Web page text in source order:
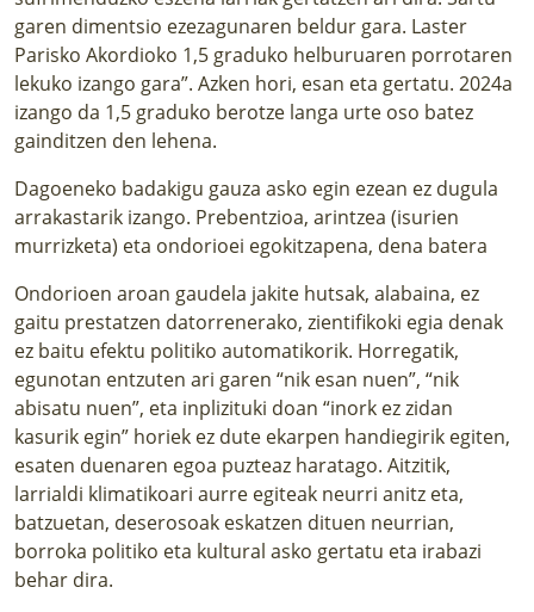
garen dimentsio ezezagunaren beldur gara. Laster
Parisko Akordioko 1,5 graduko helburuaren porrotaren
lekuko izango gara”. Azken hori, esan eta gertatu. 2024a
izango da 1,5 graduko berotze langa urte oso batez
gainditzen den lehena.
Dagoeneko badakigu gauza asko egin ezean ez dugula
arrakastarik izango. Prebentzioa, arintzea (isurien
murrizketa) eta ondorioei egokitzapena, dena batera
Ondorioen aroan gaudela jakite hutsak, alabaina, ez
gaitu prestatzen datorrenerako, zientifikoki egia denak
ez baitu efektu politiko automatikorik. Horregatik,
egunotan entzuten ari garen “nik esan nuen”, “nik
abisatu nuen”, eta inplizituki doan “inork ez zidan
kasurik egin” horiek ez dute ekarpen handiegirik egiten,
esaten duenaren egoa puzteaz haratago. Aitzitik,
larrialdi klimatikoari aurre egiteak neurri anitz eta,
batzuetan, deserosoak eskatzen dituen neurrian,
borroka politiko eta kultural asko gertatu eta irabazi
behar dira.